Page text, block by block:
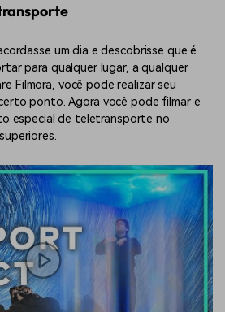
um dia e descobrisse que é
para qualquer lugar, a qualquer
Filmora, você pode realizar seu
ponto. Agora você pode filmar e
especial de teletransporte no